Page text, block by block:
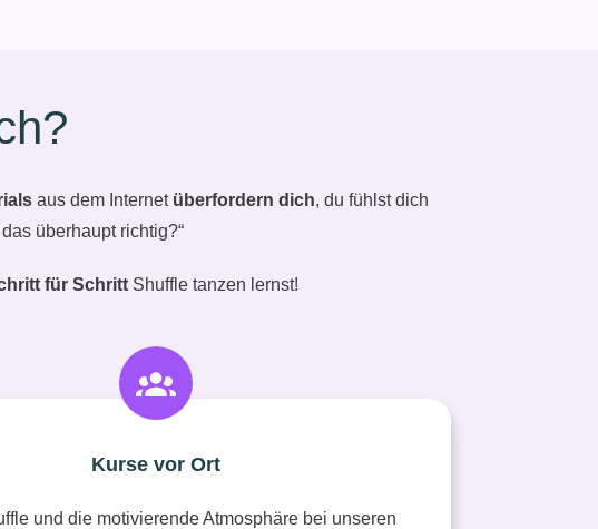
aus dem Internet überfordern dich, du fühlst dich
überhaupt richtig?“
für SchrittShuffle tanzen lernst!
Kurse vor Ort
und die motivierende Atmosphäre bei unseren